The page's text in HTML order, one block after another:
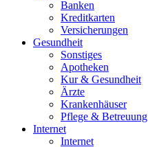
Banken
Kreditkarten
Versicherungen
Gesundheit
Sonstiges
Apotheken
Kur & Gesundheit
Ärzte
Krankenhäuser
Pflege & Betreuung
Internet
Internet